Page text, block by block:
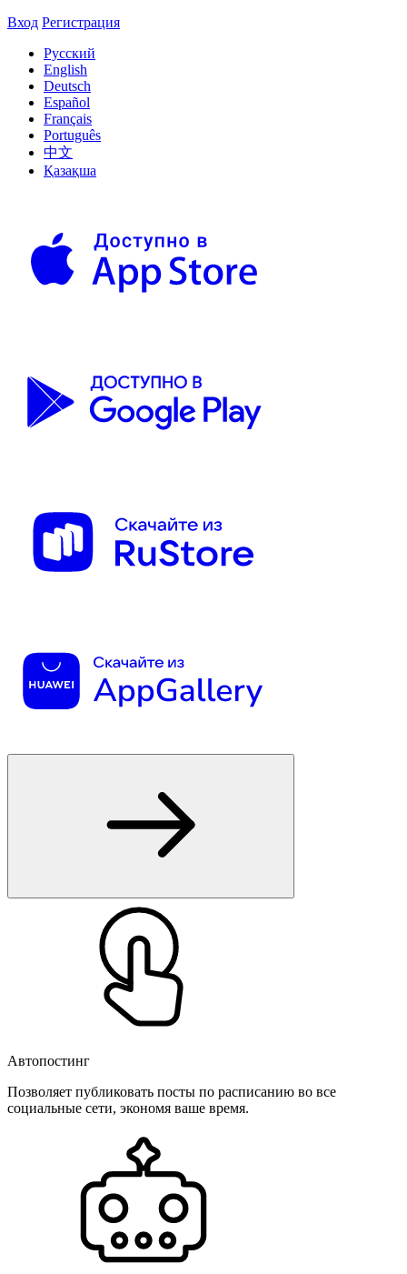
Вход Регистрация
Русский
English
Deutsch
Español
Français
Português
中文
Қазақша
Автопостинг
Позволяет публиковать посты по расписанию во все
социальные сети, экономя ваше время.